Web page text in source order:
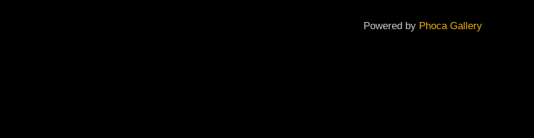
Powered by Phoca Gallery